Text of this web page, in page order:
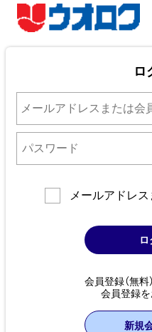
ロ
メールアドレ
会員登録（無
会員登録を
新規